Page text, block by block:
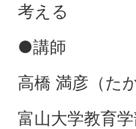
考える
●講師
高橋 満彦（た
富山大学教育